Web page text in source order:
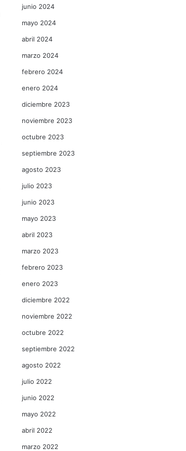
junio 2024
mayo 2024
abril 2024
marzo 2024
febrero 2024
enero 2024
diciembre 2023
noviembre 2023
octubre 2023
septiembre 2023
agosto 2023
julio 2023
junio 2023
mayo 2023
abril 2023
marzo 2023
febrero 2023
enero 2023
diciembre 2022
noviembre 2022
octubre 2022
septiembre 2022
agosto 2022
julio 2022
junio 2022
mayo 2022
abril 2022
marzo 2022